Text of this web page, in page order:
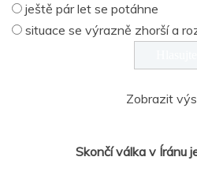
ještě pár let se potáhne
situace se výrazně zhorší a
Zobrazit
Skončí válka v Íránu